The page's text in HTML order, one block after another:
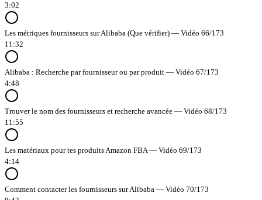
3:02
Les métriques fournisseurs sur Alibaba (Que vérifier) — Vidéo 66/173
11:32
Alibaba : Recherche par fournisseur ou par produit — Vidéo 67/173
4:48
Trouver le nom des fournisseurs et recherche avancée — Vidéo 68/173
11:55
Les matériaux pour tes produits Amazon FBA — Vidéo 69/173
4:14
Comment contacter les fournisseurs sur Alibaba — Vidéo 70/173